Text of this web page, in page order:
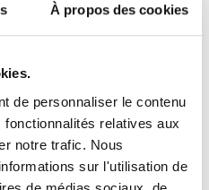
À propos des cookies
de personnaliser le contenu
relatives aux
notre trafic. Nous
sur l'utilisation de
& Adultes)